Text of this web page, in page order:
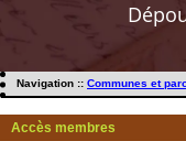
Navigation :: Communes et
Accès membres